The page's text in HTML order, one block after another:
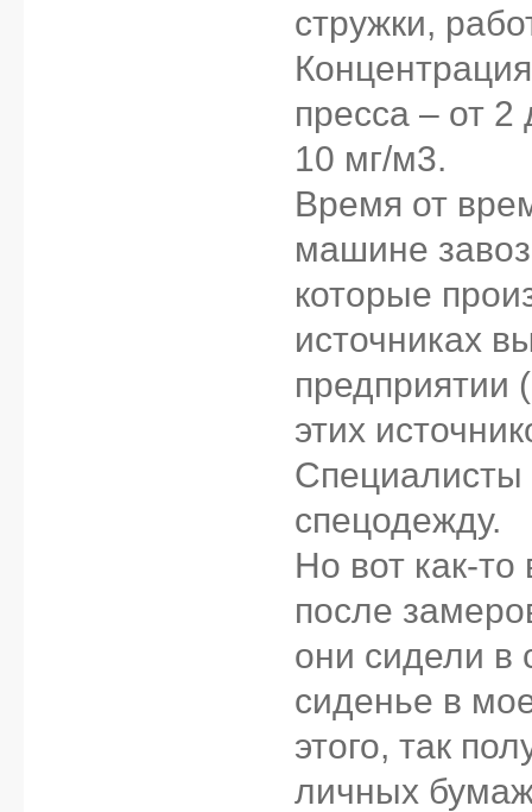
стружки,
пресса – от
10 мг/м3.
Время от
машине
которые
источниках
предприятии
этих
Специалисты
спецодежду.
Но вот как-то
после
они сидели в
сиденье в
этого, так
личных